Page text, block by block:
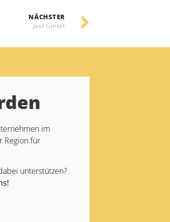
NÄCHSTER
Jöst GmbH
im
Region für
unterstützen?